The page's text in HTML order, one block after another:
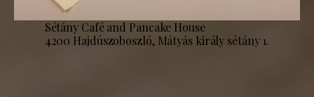
Sétány Café and Pancake House
4200 Hajdúszoboszló, Mátyás király sétány 1.